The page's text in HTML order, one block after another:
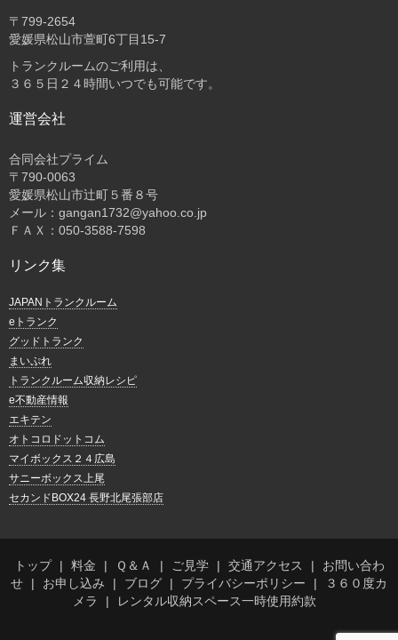
〒 799-2654
愛媛県松山市萱町6丁目15-7
トランクルームのご利用は、
３６５日２４時間いつでも可能です。
運営会社
合同会社プライム
〒 790-0063
愛媛県松山市辻町５番８号
メール：gangan1732@yahoo.co.jp
ＦＡＸ：050-3588-7598
リンク集
JAPANトランクルーム
eトランク
グッドトランク
まいぷれ
トランクルーム収納レシピ
e不動産情報
エキテン
オトコロドットコム
マイボックス２４広島
サニーボックス上尾
セカンドBOX24 長野北尾張部店
トップ 料金 Ｑ＆Ａ ご見学 交通アクセス
お問い合わ
せ
お申し込み ブログ プライバシーポリシー
３６０度カ
メラ
レンタル収納スペース一時使用約款